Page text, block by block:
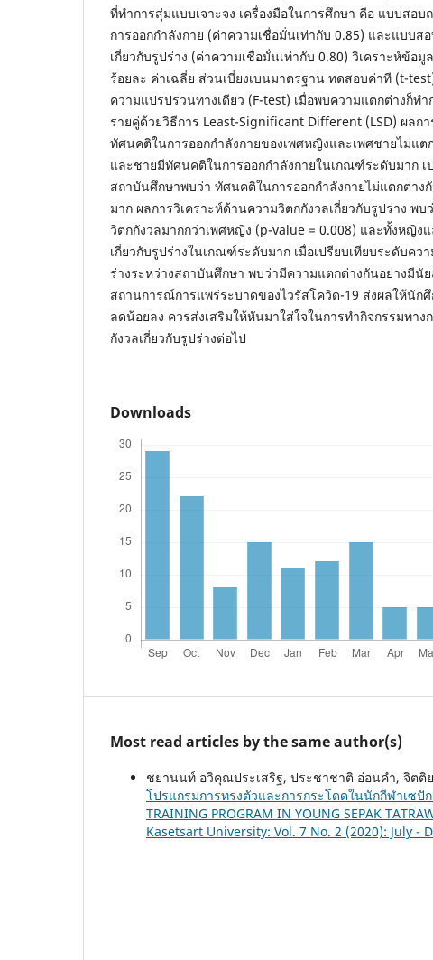
ที่ทำการสุ่มแบบเจาะจง เครื่องมือในการศึกษา คือ แบบสอบ
การออกกำลังกาย (ค่าความเชื่อมั่นเท่ากับ 0.85) และแบบส
เกี่ยวกับรูปร่าง (ค่าความเชื่อมั่นเท่ากับ 0.80) วิเคราะห์ข้อ
ร้อยละ ค่าเฉลี่ย ส่วนเบี่ยงเบนมาตรฐาน ทดสอบค่าที (t-
ความแปรปรวนทางเดียว (F-test) เมื่อพบความแตกต่างก็ทำ
รายคู่ด้วยวิธีการ Least-Significant Different (LSD) ผลก
ทัศนคติในการออกกำลังกายของเพศหญิงและเพศชายไม่แ
และชายมีทัศนคติในการออกกำลังกายในเกณฑ์ระดับมาก เ
สถาบันศึกษาพบว่า ทัศนคติในการออกกำลังกายไม่แตกต่า
มาก ผลการวิเคราะห์ด้านความวิตกกังวลเกี่ยวกับรูปร่าง พ
วิตกกังวลมากกว่าเพศหญิง (p-value = 0.008) และทั้งหญิง
เกี่ยวกับรูปร่างในเกณฑ์ระดับมาก เมื่อเปรียบเทียบระดับคว
ร่างระหว่างสถาบันศึกษา พบว่ามีความแตกต่างกันอย่างมีนั
สถานการณ์การแพร่ระบาดของไวรัสโควิด-19 ส่งผลให้นัก
ลดน้อยลง ควรส่งเสริมให้หันมาใส่ใจในการทำกิจกรรมทาง
กังวลเกี่ยวกับรูปร่างต่อไป
Downloads
Most read articles by the same author(s)
ชยานนท์ อวิคุณประเสริฐ, ประชาชาติ อ่อนคำ, จิตติ
โปรแกรมการทรงตัวและการกระโดดในนักกีฬาเซปัก
TRAINING PROGRAM IN YOUNG SEPAK
Kasetsart University: Vol. 7 No. 2 (2020): July -